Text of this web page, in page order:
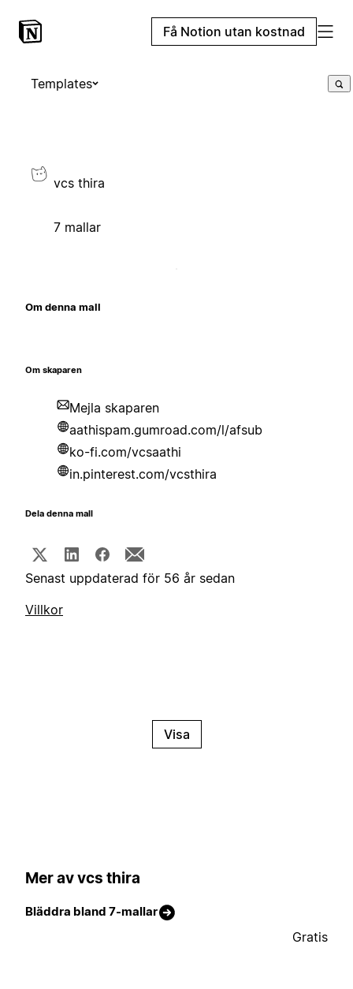
Få Notion utan kostnad
Templates
vcs thira
7 mallar
Om denna mall
Om skaparen
Mejla skaparen
aathispam.gumroad.com/l/afsub
ko-fi.com/vcsaathi
in.pinterest.com/vcsthira
Dela denna mall
Senast uppdaterad för 56 år sedan
Villkor
Visa
Mer av vcs thira
Bläddra bland 7-mallar
Gratis